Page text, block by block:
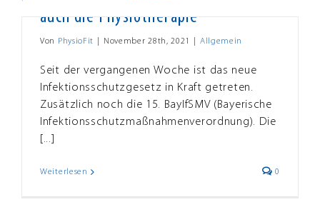
auch die Physiotherapie
Von PhysioFit November 28th, 2021 Allgemein
Seit der vergangenen Woche ist das neue
Infektionsschutzgesetz in Kraft getreten.
Zusätzlich noch die 15. BayIfSMV (Bayerische
Infektionsschutzmaßnahmenverordnung). Die
[...]
Weiterlesen 0